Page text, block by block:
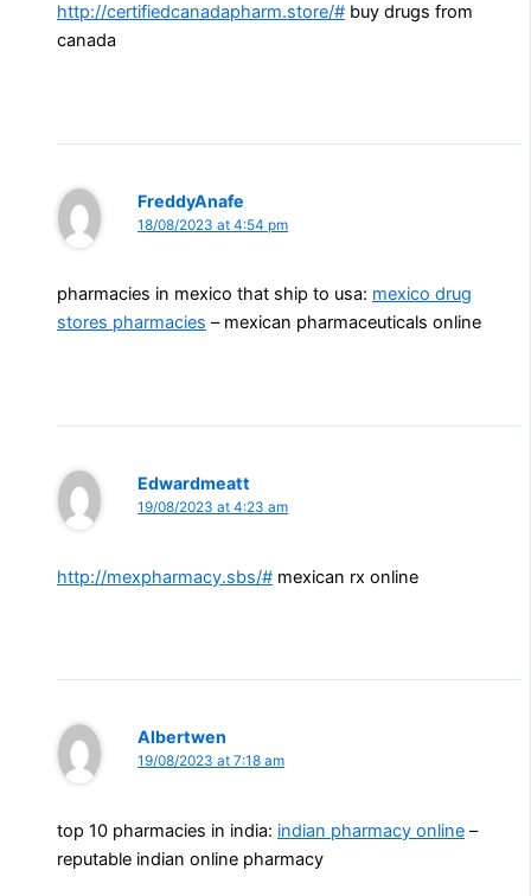
http://certifiedcanadapharm.store/# buy drugs from
canada
FreddyAnafe
18/08/2023 at 4:54 pm
pharmacies in mexico that ship to usa: mexico drug
stores pharmacies – mexican pharmaceuticals online
Edwardmeatt
19/08/2023 at 4:23 am
http://mexpharmacy.sbs/# mexican rx online
Albertwen
19/08/2023 at 7:18 am
top 10 pharmacies in india: indian pharmacy online –
reputable indian online pharmacy